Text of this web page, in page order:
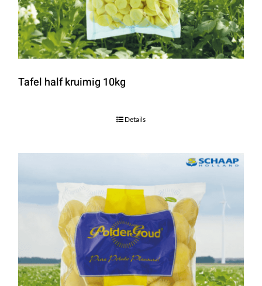
Tafel half kruimig 10kg
Details